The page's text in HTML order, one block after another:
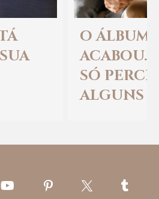
FAMÍLIA
A GENTE
ISSO DAQUI A